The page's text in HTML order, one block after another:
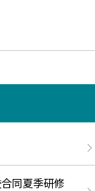
同夏季研修